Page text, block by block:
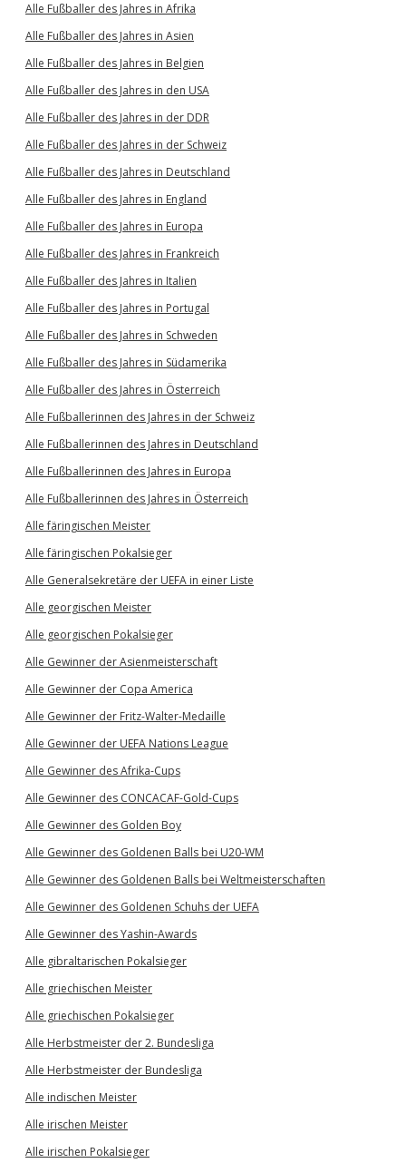
Alle Fußballer des Jahres in Afrika
Alle Fußballer des Jahres in Asien
Alle Fußballer des Jahres in Belgien
Alle Fußballer des Jahres in den USA
Alle Fußballer des Jahres in der DDR
Alle Fußballer des Jahres in der Schweiz
Alle Fußballer des Jahres in Deutschland
Alle Fußballer des Jahres in England
Alle Fußballer des Jahres in Europa
Alle Fußballer des Jahres in Frankreich
Alle Fußballer des Jahres in Italien
Alle Fußballer des Jahres in Portugal
Alle Fußballer des Jahres in Schweden
Alle Fußballer des Jahres in Südamerika
Alle Fußballer des Jahres in Österreich
Alle Fußballerinnen des Jahres in der Schweiz
Alle Fußballerinnen des Jahres in Deutschland
Alle Fußballerinnen des Jahres in Europa
Alle Fußballerinnen des Jahres in Österreich
Alle färingischen Meister
Alle färingischen Pokalsieger
Alle Generalsekretäre der UEFA in einer Liste
Alle georgischen Meister
Alle georgischen Pokalsieger
Alle Gewinner der Asienmeisterschaft
Alle Gewinner der Copa America
Alle Gewinner der Fritz-Walter-Medaille
Alle Gewinner der UEFA Nations League
Alle Gewinner des Afrika-Cups
Alle Gewinner des CONCACAF-Gold-Cups
Alle Gewinner des Golden Boy
Alle Gewinner des Goldenen Balls bei U20-WM
Alle Gewinner des Goldenen Balls bei Weltmeisterschaften
Alle Gewinner des Goldenen Schuhs der UEFA
Alle Gewinner des Yashin-Awards
Alle gibraltarischen Pokalsieger
Alle griechischen Meister
Alle griechischen Pokalsieger
Alle Herbstmeister der 2. Bundesliga
Alle Herbstmeister der Bundesliga
Alle indischen Meister
Alle irischen Meister
Alle irischen Pokalsieger